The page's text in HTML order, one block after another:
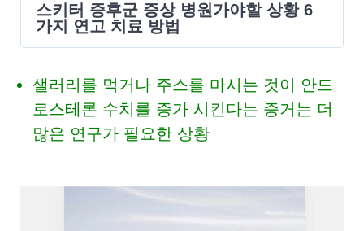
스키터 증후군 증상 병원가야할 상황 6
가지 연고 치료 방법
샐러리를 먹거나 주스를 마시는 것이 안드
로스테론 수치를 증가 시킨다는 증거는 더
많은 연구가 필요한 상황